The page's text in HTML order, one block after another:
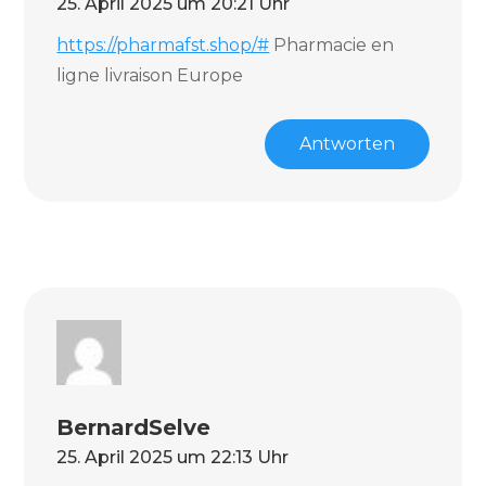
https://pharmafst.shop/# Pharmacie en
ligne livraison Europe
Antworten
BernardSelve
25. April 2025 um 22:13 Uhr